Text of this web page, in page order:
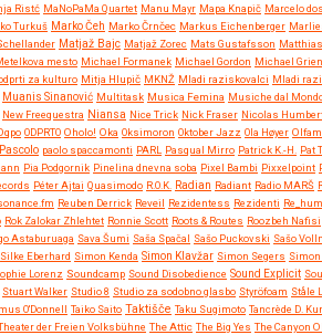
Ristć MaNoPaMa Quartet Manu Mayr Mapa Knapič Marcelo
Turkuš Marko Čeh Marko Črnčec Markus Eichenberger
Matjaž Bajc Matjaž Zorec Mats Gustafsson
mesto Michael Formanek Michael Gordon Michael
za kulturo Mitja Hlupič MKNŽ Mladi raziskovalci Mladi
Muanis Sinanović Multitask Musica Femina Musiche dal
New Freequestra Niansa Nice Trick Nick Fraser Nicolas
ODPRTO Oholo! Oka Oksimoron Oktober Jazz Ola Høyer
paolo spaccamonti PARL Pasqual Mirro Patrick K.-H. Pat
Pia Podgornik Pinelina dnevna soba Pixel Bambi Pixxelpoint
Péter Ajtai Quasimodo R.O.K. Radian Radiant Radio MARŠ
Reuben Derrick Reveil Rezidentess Rezidenti
Rok Zalokar Zhlehtet Ronnie Scott Roots & Routes Roozbeh Nafisi
Astaburuaga Sava Šumi Saša Spačal Sašo Puckovski Sašo
Silke Eberhard Simon Kenda Simon Klavžar Simon Segers
Lorenz Soundcamp Sound Disobedience Sound Explicit
Stuart Walker Studio 8 Studio za sodobno glasbo Styröfoam Ståle
O'Donnell Taiko Saito Taktišče Taku Sugimoto Tancrède D.
der Freien Volksbühne The Attic The Big Yes The Canyon